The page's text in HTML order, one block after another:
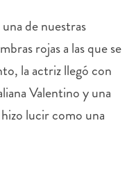
de nuestras
rojas a las que se
la actriz llegó con
Valentino y una
lucir como una